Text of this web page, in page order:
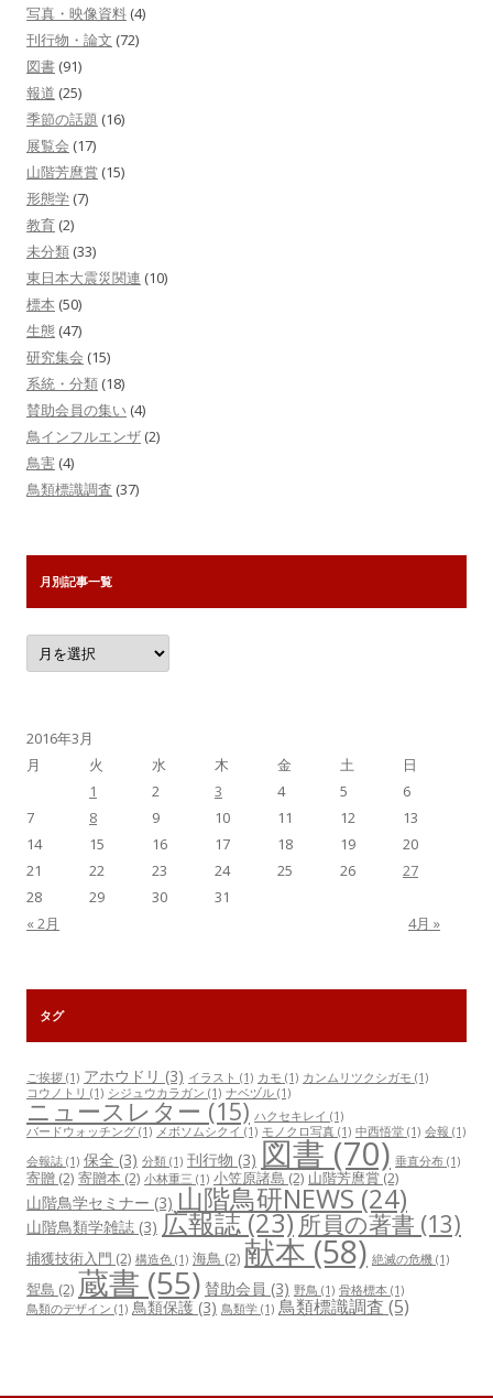
写真・映像資料 (4)
刊行物・論文 (72)
図書 (91)
報道 (25)
季節の話題 (16)
展覧会 (17)
山階芳麿賞 (15)
形態学 (7)
教育 (2)
未分類 (33)
東日本大震災関連 (10)
標本 (50)
生態 (47)
研究集会 (15)
系統・分類 (18)
賛助会員の集い (4)
鳥インフルエンザ (2)
鳥害 (4)
鳥類標識調査 (37)
月別記事一覧
月
別
記
2016年3月
月
火 水 木 金 土
日
1
2 3 4 5
6
7
8 9 10 11 12
13
14
15 16 17 18 19
20
21
22 23 24 25 26
27
28
29 30
31
« 2月
4月 »
タグ
ご挨拶 (1) アホウドリ (3) イラスト (1) カモ (1) カンムリツクシガモ (1)
コウノトリ (1) シジュウカラガン (1) ナベヅル (1)
ニュースレター (15) ハクセキレイ (1)
バードウォッチング (1) メボソムシクイ (1) モノクロ写真 (1) 中西悟堂 (1) 会報 (1)
会報誌 (1) 保全 (3) 分類 (1) 刊行物 (3) 図書 (70) 垂直分布 (1)
寄贈 (2) 寄贈本 (2) 小林重三 (1) 小笠原諸島 (2) 山階芳麿賞 (2)
山階鳥学セミナー (3) 山階鳥研NEWS (24)
山階鳥類学雑誌 (3) 広報誌(23) 所員の著書 (13)
捕獲技術入門 (2) 構造色 (1) 海鳥 (2) 献本 (58) 絶滅の危機 (1)
聟島 (2) 蔵書 (55) 賛助会員 (3) 野鳥 (1) 骨格標本 (1)
鳥類のデザイン (1) 鳥類保護 (3) 鳥類学 (1) 鳥類標識調査 (5)